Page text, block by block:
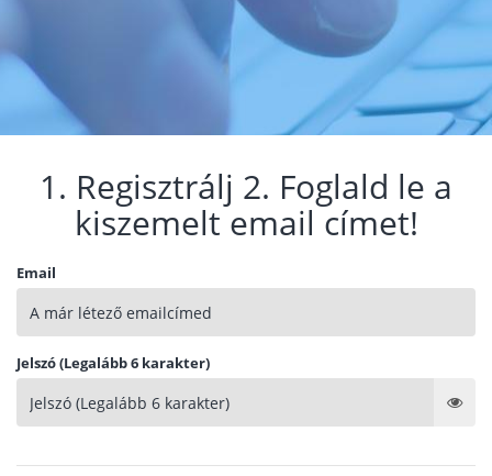
1. Regisztrálj 2. Foglald le a
kiszemelt email címet!
Email
Jelszó (Legalább 6 karakter)